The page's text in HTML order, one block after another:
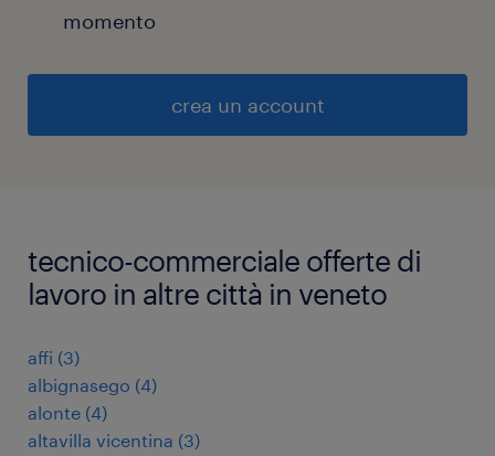
momento
crea un account
tecnico-commerciale offerte di
lavoro in altre città in veneto
affi (3)
albignasego (4)
alonte (4)
altavilla vicentina (3)